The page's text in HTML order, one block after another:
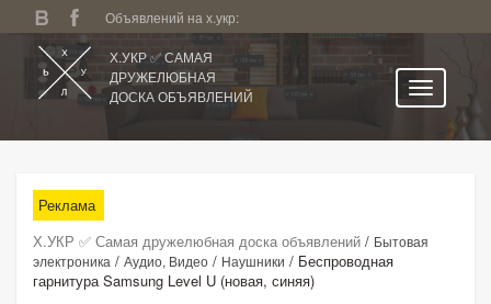
Объявлений на х.укр:
Х.УКР ✅ САМАЯ
ДРУЖЕЛЮБНАЯ
ДОСКА ОБЪЯВЛЕНИЙ
Все регионы
Категории
Избранное
Личный кабинет
Реклама
Х.УКР ✅ Самая дружелюбная доска объявлений / Бытовая
электроника / Аудио, Видео / Наушники / Беспроводная
гарнитура Samsung Level U (новая, синяя)